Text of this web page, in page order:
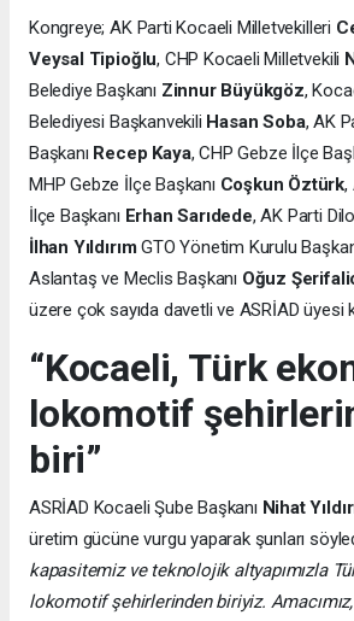
Kongreye; AK Parti Kocaeli Milletvekilleri
Veysal Tipioğlu, CHP Kocaeli Milletvekili
Belediye Başkanı Zinnur Büyükgöz,
Belediyesi Başkanvekili Hasan Soba, AK
Başkanı Recep Kaya, CHP Gebze İlçe
MHP Gebze İlçe Başkanı Coşkun Öztürk,
İlçe Başkanı Erhan Sarıdede, AK Parti
İlhan YıldırımGTO Yönetim Kurulu
Aslantaş ve Meclis Başkanı Oğuz
üzere çok sayıda davetli ve ASRİAD üyesi
“Kocaeli, Türk
lokomotif
biri”
ASRİAD Kocaeli Şube Başkanı Nihat
üretim gücüne vurgu yaparak şunları
kapasitemiz ve teknolojik altyapımızla
lokomotif şehirlerinden biriyiz.